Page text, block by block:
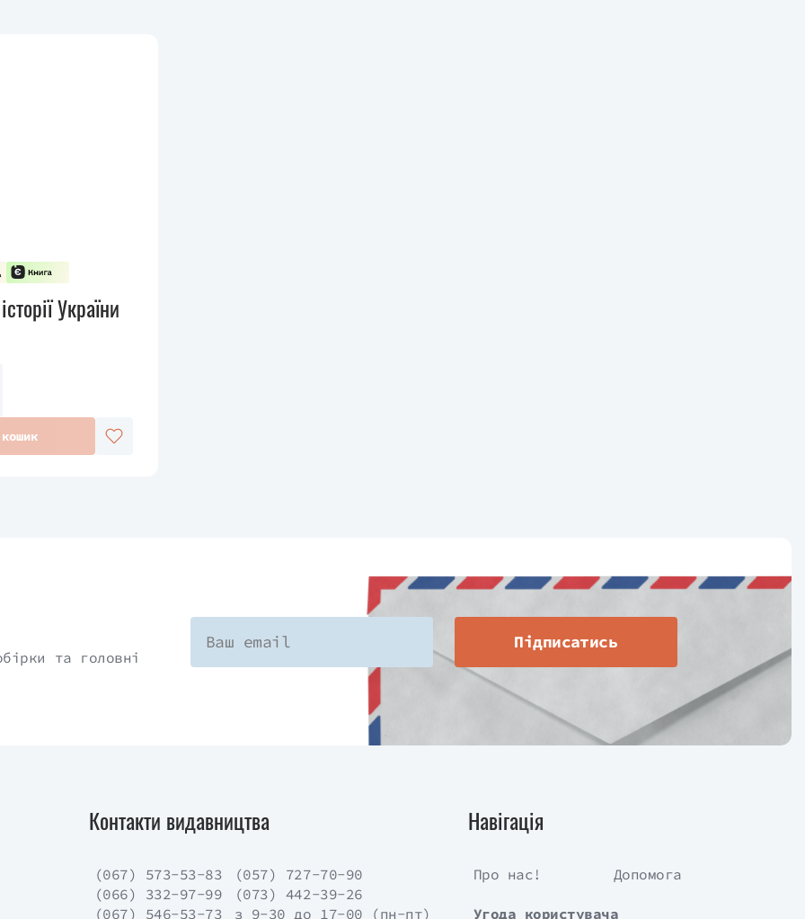
України
та головні
Підписатись
Контакти видавництва
(067) 573-53-83
(057) 727-70-90
(066) 332-97-99
(073) 442-39-26
(067) 546-53-73
з 9-30 до 17-00 (пн-пт)
Навігація
Про нас! Допомога
Угода користувача